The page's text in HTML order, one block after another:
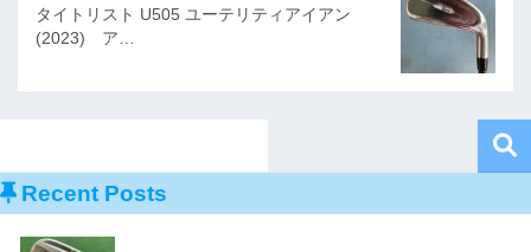
タイトリスト U505 ユーテリティアイアン
(2023) ア…
Recent Posts